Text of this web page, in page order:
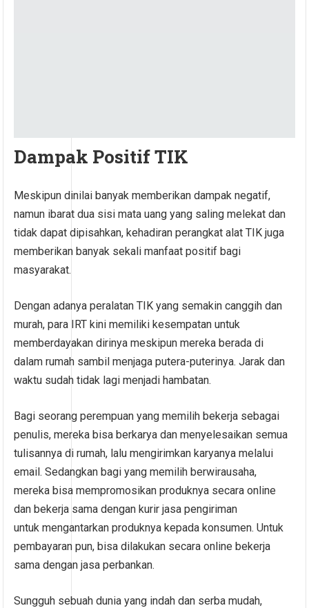
Dampak Positif TIK
Meskipun dinilai banyak memberikan dampak negatif,
namun ibarat dua sisi mata uang yang saling melekat dan
tidak dapat dipisahkan, kehadiran perangkat alat TIK juga
memberikan banyak sekali manfaat positif bagi
masyarakat.
Dengan adanya peralatan TIK yang semakin canggih dan
murah, para IRT kini memiliki kesempatan untuk
memberdayakan dirinya meskipun mereka berada di
dalam rumah sambil menjaga putera-puterinya. Jarak dan
waktu sudah tidak lagi menjadi hambatan.
Bagi seorang perempuan yang memilih bekerja sebagai
penulis, mereka bisa berkarya dan menyelesaikan semua
tulisannya di rumah, lalu mengirimkan karyanya melalui
email. Sedangkan bagi yang memilih berwirausaha,
mereka bisa mempromosikan produknya secara online
dan bekerja sama dengan kurir jasa pengiriman
untuk mengantarkan produknya kepada konsumen. Untuk
pembayaran pun, bisa dilakukan secara online bekerja
sama dengan jasa perbankan.
Sungguh sebuah dunia yang indah dan serba mudah,